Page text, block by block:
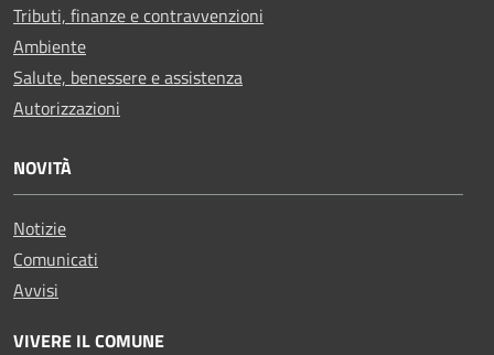
Tributi, finanze e contravvenzioni
Ambiente
Salute, benessere e assistenza
Autorizzazioni
NOVITÀ
Notizie
Comunicati
Avvisi
VIVERE IL COMUNE